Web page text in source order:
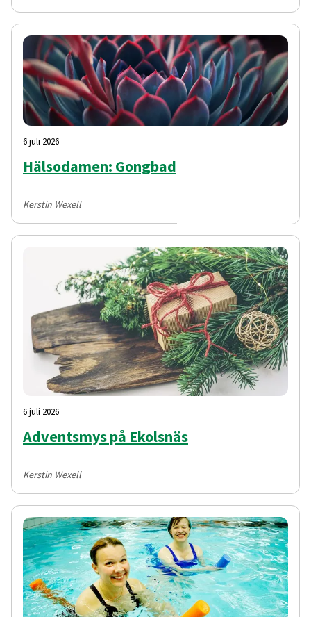
6 juli 2026
Hälsodamen: Gongbad
Kerstin Wexell
6 juli 2026
Adventsmys på Ekolsnäs
Kerstin Wexell